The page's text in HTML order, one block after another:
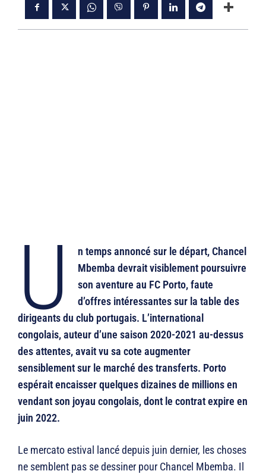
U
n temps annoncé sur le départ, Chancel
Mbemba devrait visiblement poursuivre
son aventure au FC Porto, faute
d’offres intéressantes sur la table des
dirigeants du club portugais. L’international
congolais, auteur d’une saison 2020-2021 au-dessus
des attentes, avait vu sa cote augmenter
sensiblement sur le marché des transferts. Porto
espérait encaisser quelques dizaines de millions en
vendant son joyau congolais, dont le contrat expire en
juin 2022.
Le mercato estival lancé depuis juin dernier, les choses
ne semblent pas se dessiner pour Chancel Mbemba. Il